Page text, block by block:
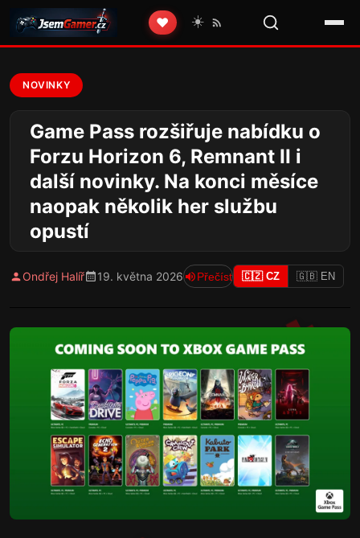
❤️ ☀️
NOVINKY
Game Pass rozšiřuje nabídku o
Forzu Horizon 6, Remnant II i
další novinky. Na konci měsíce
naopak několik her službu
opustí
Ondřej Halíř 19. května 2026 Přečíst 🇨🇿 CZ 🇬🇧 EN